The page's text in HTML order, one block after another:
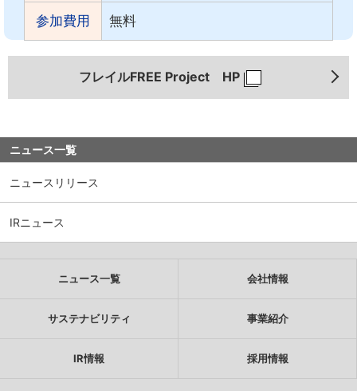
ニュース一覧
ニュースリリース
IRニュース
参加費用 無料
フレイルFREE Project HP
ニュース一覧 会社情報
サステナビリティ 事業紹介
IR情報 採用情報